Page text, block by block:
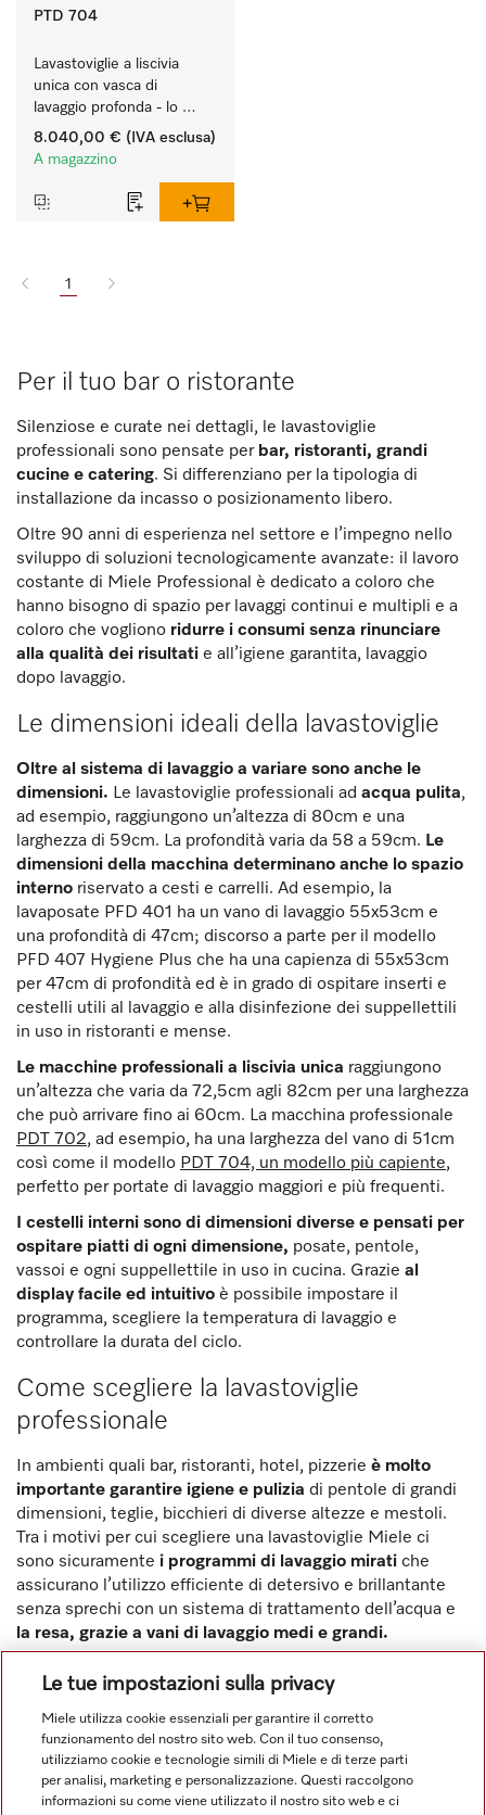
PTD 704
Lavastoviglie a liscivia
unica con vasca di
lavaggio profonda - lo
specialista per carichi
voluminosi.
8.040,00 € (IVA esclusa)
A magazzino
1
Per il tuo bar o ristorante
Silenziose e curate nei dettagli, le lavastoviglie
professionali sono pensate per bar, ristoranti, grandi
cucine e catering. Si differenziano per la tipologia di
installazione da incasso o posizionamento libero.
Oltre 90 anni di esperienza nel settore e l’impegno nello
sviluppo di soluzioni tecnologicamente avanzate: il lavoro
costante di Miele Professional è dedicato a coloro che
hanno bisogno di spazio per lavaggi continui e multipli e a
coloro che vogliono ridurre i consumi senza rinunciare
alla qualità dei risultati e all’igiene garantita, lavaggio
dopo lavaggio.
Le dimensioni ideali della lavastoviglie
Oltre al sistema di lavaggio a variare sono anche le
dimensioni. Le lavastoviglie professionali ad acqua pulita,
ad esempio, raggiungono un’altezza di 80cm e una
larghezza di 59cm. La profondità varia da 58 a 59cm. Le
dimensioni della macchina determinano anche lo spazio
interno riservato a cesti e carrelli. Ad esempio, la
lavaposate PFD 401 ha un vano di lavaggio 55x53cm e
una profondità di 47cm; discorso a parte per il modello
PFD 407 Hygiene Plus che ha una capienza di 55x53cm
per 47cm di profondità ed è in grado di ospitare inserti e
cestelli utili al lavaggio e alla disinfezione dei suppellettili
in uso in ristoranti e mense.
Le macchine professionali a liscivia unica raggiungono
un’altezza che varia da 72,5cm agli 82cm per una larghezza
che può arrivare fino ai 60cm. La macchina professionale
PDT 702, ad esempio, ha una larghezza del vano di 51cm
così come il modello PDT 704, un modello più capiente,
perfetto per portate di lavaggio maggiori e più frequenti.
I cestelli interni sono di dimensioni diverse e pensati per
ospitare piatti di ogni dimensione, posate, pentole,
vassoi e ogni suppellettile in uso in cucina. Grazie al
display facile ed intuitivo è possibile impostare il
programma, scegliere la temperatura di lavaggio e
controllare la durata del ciclo.
Come scegliere la lavastoviglie
professionale
In ambienti quali bar, ristoranti, hotel, pizzerie è molto
importante garantire igiene e pulizia di pentole di grandi
dimensioni, teglie, bicchieri di diverse altezze e mestoli.
Tra i motivi per cui scegliere una lavastoviglie Miele ci
sono sicuramente i programmi di lavaggio mirati che
assicurano l’utilizzo efficiente di detersivo e brillantante
senza sprechi con un sistema di trattamento dell’acqua e
la resa, grazie a vani di lavaggio medi e grandi.
Le tue impostazioni sulla privacy
Miele utilizza cookie essenziali per garantire il corretto
funzionamento del nostro sito web. Con il tuo consenso,
utilizziamo cookie e tecnologie simili di Miele e di terze parti
per analisi, marketing e personalizzazione. Questi raccolgono
informazioni su come viene utilizzato il nostro sito web e ci